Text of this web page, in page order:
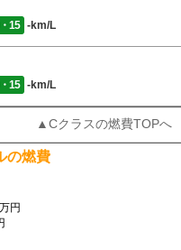
15 -km/L
15 -km/L
▲Cクラスの燃費TOPへ
の燃費
万円